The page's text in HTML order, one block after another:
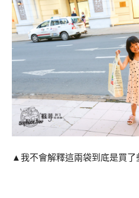
▲我不會解釋這兩袋到底是買